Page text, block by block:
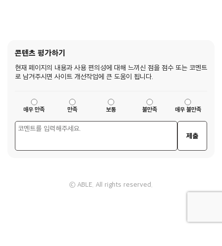
콘텐츠 평가하기
현재 페이지의 내용과 사용 편의성에 대해 느끼신 점을 점수 또는 코멘트
로 남겨주시면 사이트 개선작업에 큰 도움이 됩니다.
매우 만족 만족 보통 불만족 매우 불만족
제출
ⓒ ABLE. All rights reserved.